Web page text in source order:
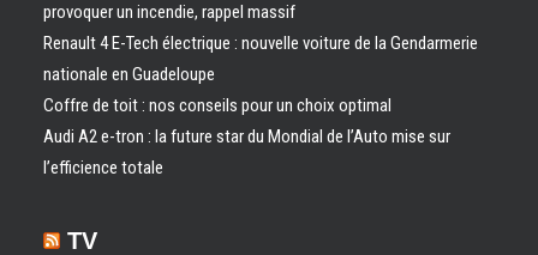
provoquer un incendie, rappel massif
Renault 4 E-Tech électrique : nouvelle voiture de la Gendarmerie
nationale en Guadeloupe
Coffre de toit : nos conseils pour un choix optimal
Audi A2 e-tron : la future star du Mondial de l’Auto mise sur
l’efficience totale
TV